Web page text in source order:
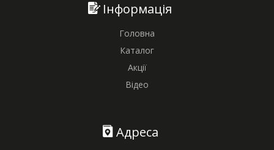
Інформація
Головна
Каталог
Акції
Відео
Адреса